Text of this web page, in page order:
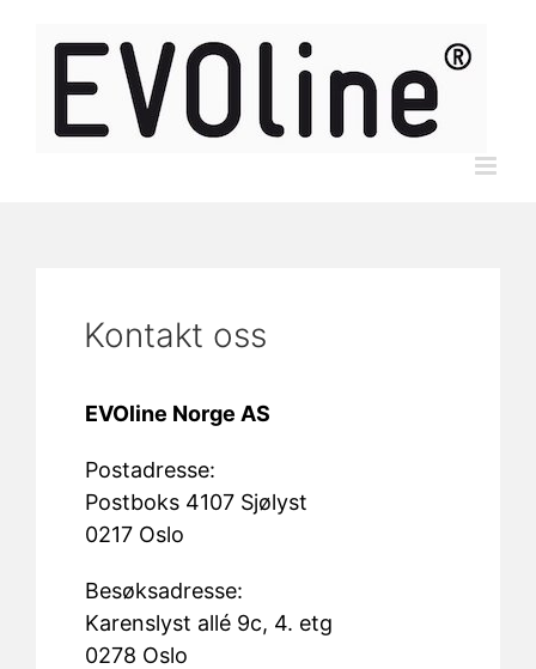
content
Kontakt oss
EVOline Norge AS
Postadresse:
Postboks 4107 Sjølyst
0217 Oslo
Besøksadresse:
Karenslyst allé 9c, 4. etg
0278 Oslo